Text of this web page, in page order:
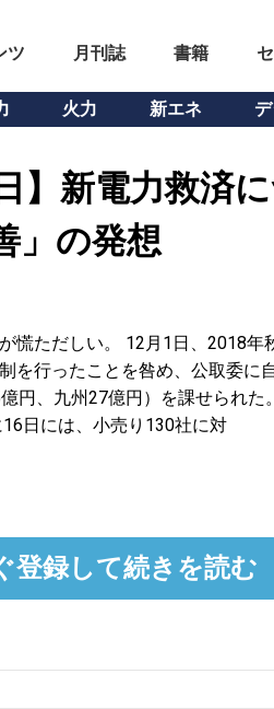
ツ 月刊誌 書籍
火力 新エネ
】新電力救済
」の発想
慌ただしい。 12月1日、2018年
を行ったことを咎め、公取委に
円、九州27億円）を課せられ
日には、小売り130社に対
登録して続きを読む